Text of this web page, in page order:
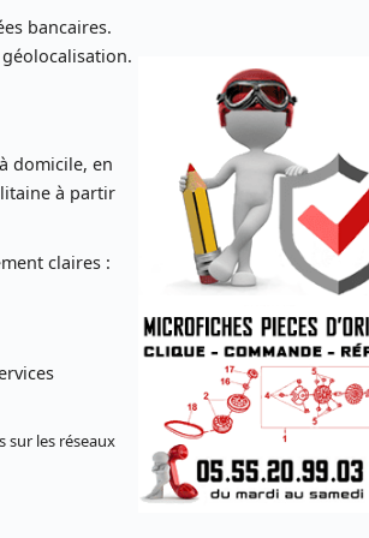
bancaires.
domicile, en
à partir
claires :
sur les réseaux